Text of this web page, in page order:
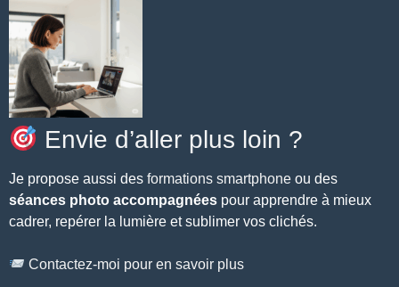
Envie d’aller plus loin ?
Je propose aussi des formations smartphone ou des
séances photo accompagnées pour apprendre à mieux
cadrer, repérer la lumière et sublimer vos clichés.
Contactez-moi pour en savoir plus